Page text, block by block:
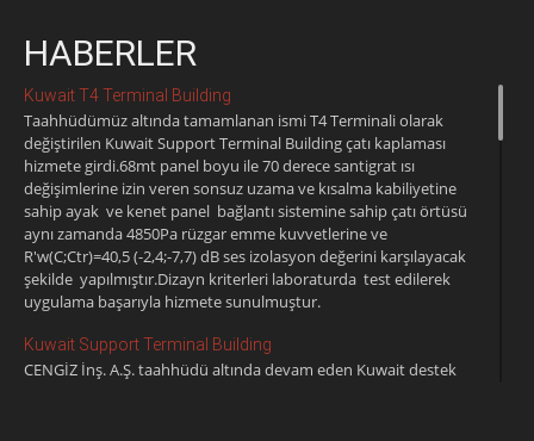
HABERLER
Kuwait T4 Terminal Building
Taahhüdümüz altında tamamlanan ismi T4 Terminali olarak
değiştirilen Kuwait Support Terminal Building çatı kaplaması
hizmete girdi.68mt panel boyu ile 70 derece santigrat ısı
değişimlerine izin veren sonsuz uzama ve kısalma kabiliyetine
sahip ayak ve kenet panel bağlantı sistemine sahip çatı örtüsü
aynı zamanda 4850Pa rüzgar emme kuvvetlerine ve
R'w(C;Ctr)=40,5 (-2,4;-7,7) dB ses izolasyon değerini karşılayacak
şekilde yapılmıştır.Dizayn kriterleri laboraturda test edilerek
uygulama başarıyla hizmete sunulmuştur.
Kuwait Support Terminal Building
CENGİZ İnş. A.Ş. taahhüdü altında devam eden Kuwait destek